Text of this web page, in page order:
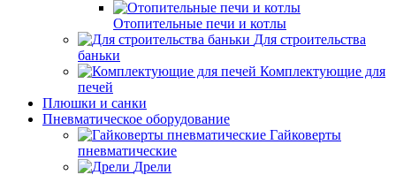
Отопительные печи и котлы
Для строительства
баньки
Комплектующие для
печей
Плюшки и санки
Пневматическое оборудование
Гайковерты
пневматические
Дрели